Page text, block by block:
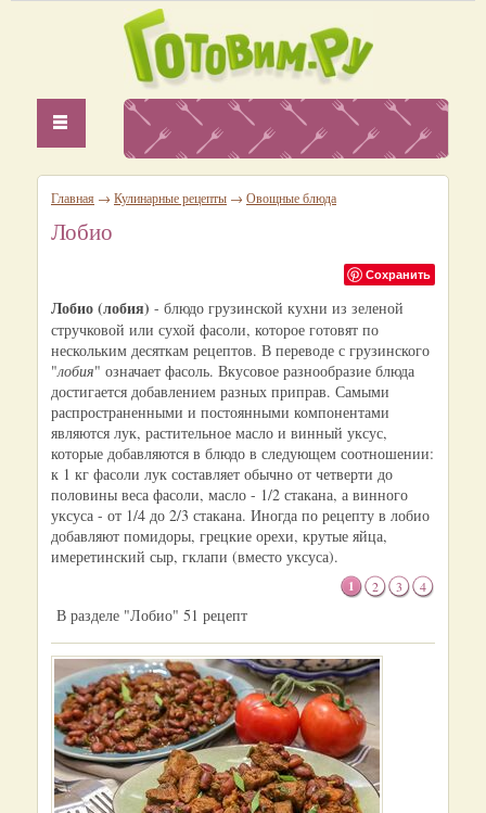
Главная → Кулинарные рецепты → Овощные блюда
Лобио
Сохранить
Лобио (лобия) - блюдо грузинской кухни из зеленой
стручковой или сухой фасоли, которое готовят по
нескольким десяткам рецептов. В переводе с грузинского
"лобия" означает фасоль. Вкусовое разнообразие блюда
достигается добавлением разных приправ. Самыми
распространенными и постоянными компонентами
являются лук, растительное масло и винный уксус,
которые добавляются в блюдо в следующем соотношении:
к 1 кг фасоли лук составляет обычно от четверти до
половины веса фасоли, масло - 1/2 стакана, а винного
уксуса - от 1/4 до 2/3 стакана. Иногда по рецепту в лобио
добавляют помидоры, грецкие орехи, крутые яйца,
имеретинский сыр, гклапи (вместо уксуса).
1 2 3 4
В разделе "Лобио" 51 рецепт